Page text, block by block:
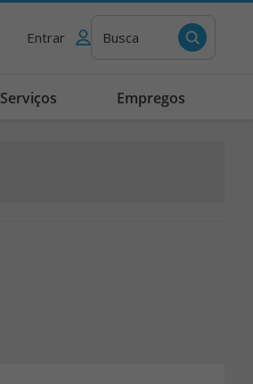
Entrar Busca
Serviços Empregos